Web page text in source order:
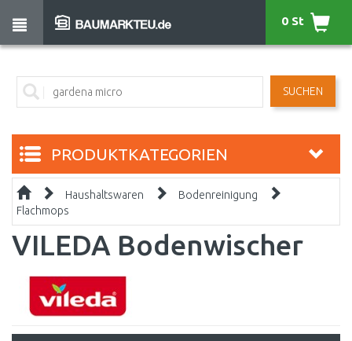
SUCHEN
0 St
PRODUKTKATEGORIEN
Haushaltswaren
Bodenreinigung
Flachmops
VILEDA Bodenwischer